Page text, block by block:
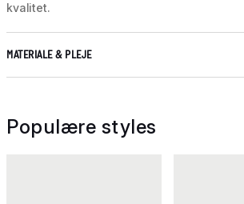
kvalitet.
MATERIALE & PLEJE
Populære styles